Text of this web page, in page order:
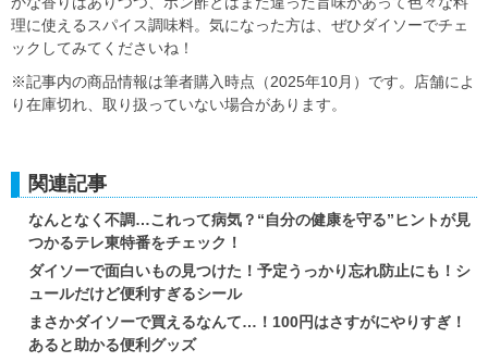
理に使えるスパイス調味料。気になった方は、ぜひダイソーでチェ
ックしてみてくださいね！
※記事内の商品情報は筆者購入時点（2025年10月）です。店舗によ
り在庫切れ、取り扱っていない場合があります。
関連記事
なんとなく不調…これって病気？“自分の健康を守る”ヒントが見
つかるテレ東特番をチェック！
ダイソーで面白いもの見つけた！予定うっかり忘れ防止にも！シ
ュールだけど便利すぎるシール
まさかダイソーで買えるなんて…！100円はさすがにやりすぎ！
あると助かる便利グッズ